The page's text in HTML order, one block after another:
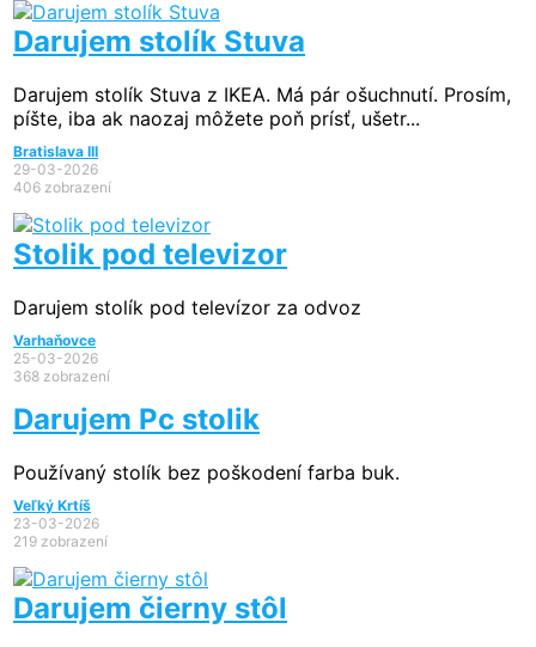
Darujem stolík Stuva
Darujem stolík Stuva z IKEA. Má pár ošuchnutí. Prosím,
píšte, iba ak naozaj môžete poň prísť, ušetr...
Bratislava III
29-03-2026
406 zobrazení
Stolik pod televizor
Darujem stolík pod televízor za odvoz
Varhaňovce
25-03-2026
368 zobrazení
Darujem Pc stolik
Používaný stolík bez poškodení farba buk.
Veľký Krtíš
23-03-2026
219 zobrazení
Darujem čierny stôl